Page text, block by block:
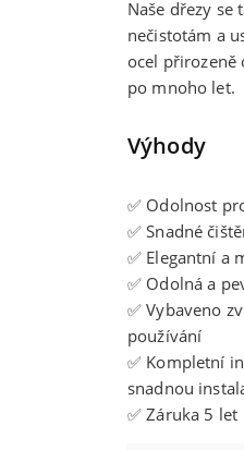
Naše dřezy
nečistotám a
ocel přirozeně
po mnoho let.
Výhody
✅ Odolnost
✅ Snadné
✅ Elegantní a
✅ Odolná a
✅ Vybaveno
používání
✅ Kompletní
snadnou
✅ Záruka 5 let